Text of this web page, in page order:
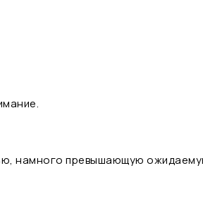
намного превышающую